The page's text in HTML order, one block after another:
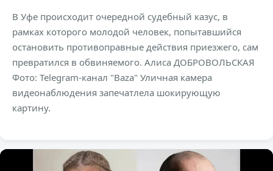
В Уфе происходит очередной судебный казус, в
рамках которого молодой человек, попытавшийся
остановить противоправные действия приезжего, сам
превратился в обвиняемого. Алиса ДОБРОВОЛЬСКАЯ
Фото: Telegram-канал "Baza" Уличная камера
видеонаблюдения запечатлела шокирующую
картину.